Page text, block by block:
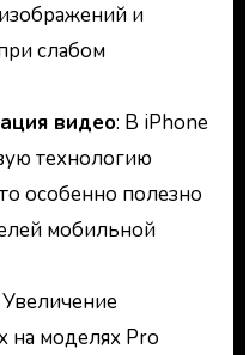
и
слабом
видео: В iPhone
технологию
особенно полезно
мобильной
Увеличение
на моделях Pro